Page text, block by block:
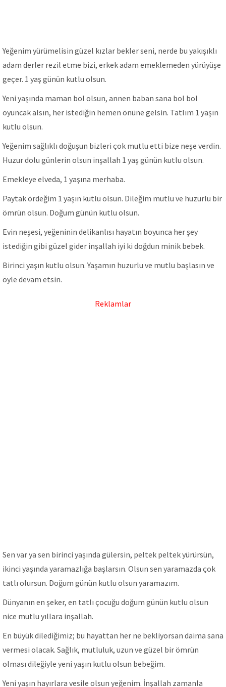
Yeğenim yürümelisin güzel kızlar bekler seni, nerde bu yakışıklı
adam derler rezil etme bizi, erkek adam emeklemeden yürüyüşe
geçer. 1 yaş günün kutlu olsun.
Yeni yaşında maman bol olsun, annen baban sana bol bol
oyuncak alsın, her istediğin hemen önüne gelsin. Tatlım 1 yaşın
kutlu olsun.
Yeğenim sağlıklı doğuşun bizleri çok mutlu etti bize neşe verdin.
Huzur dolu günlerin olsun inşallah 1 yaş günün kutlu olsun.
Emekleye elveda, 1 yaşına merhaba.
Paytak ördeğim 1 yaşın kutlu olsun. Dileğim mutlu ve huzurlu bir
ömrün olsun. Doğum günün kutlu olsun.
Evin neşesi, yeğeninin delikanlısı hayatın boyunca her şey
istediğin gibi güzel gider inşallah iyi ki doğdun minik bebek.
Birinci yaşın kutlu olsun. Yaşamın huzurlu ve mutlu başlasın ve
öyle devam etsin.
Reklamlar
Sen var ya sen birinci yaşında gülersin, peltek peltek yürürsün,
ikinci yaşında yaramazlığa başlarsın. Olsun sen yaramazda çok
tatlı olursun. Doğum günün kutlu olsun yaramazım.
Dünyanın en şeker, en tatlı çocuğu doğum günün kutlu olsun
nice mutlu yıllara inşallah.
En büyük dilediğimiz; bu hayattan her ne bekliyorsan daima sana
vermesi olacak. Sağlık, mutluluk, uzun ve güzel bir ömrün
olması dileğiyle yeni yaşın kutlu olsun bebeğim.
Yeni yaşın hayırlara vesile olsun yeğenim. İnşallah zamanla